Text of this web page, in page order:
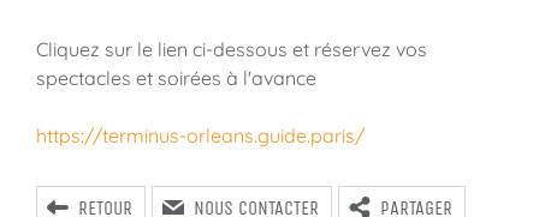
Cliquez sur le lien ci-dessous et réservez vos
spectacles et soirées à l'avance
https://terminus-orleans.guide.paris/
RETOUR NOUS CONTACTER PARTAGER